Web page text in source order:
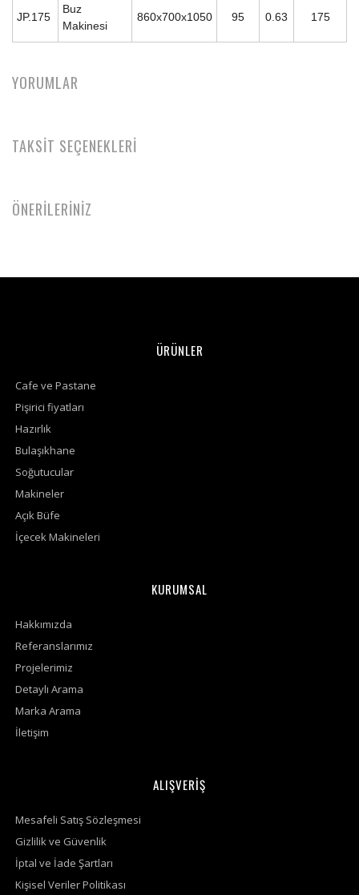
JP.175
Buz
Makinesi
860x700x1050 95 0.63 175
YORUMLAR
TAKSİT SEÇENEKLERİ
ÖNERİLERİNİZ
ÜRÜNLER
Cafe ve Pastane
Pişirici fiyatları
Hazırlık
Bulaşıkhane
Soğutucular
Makineler
Açık Büfe
İçecek Makineleri
KURUMSAL
Hakkımızda
Referanslarımız
Projelerimiz
Detaylı Arama
Marka Arama
İletişim
ALIŞVERİŞ
Mesafeli Satış Sözleşmesi
Gizlilik ve Güvenlik
İptal ve İade Şartları
Kişisel Veriler Politikası